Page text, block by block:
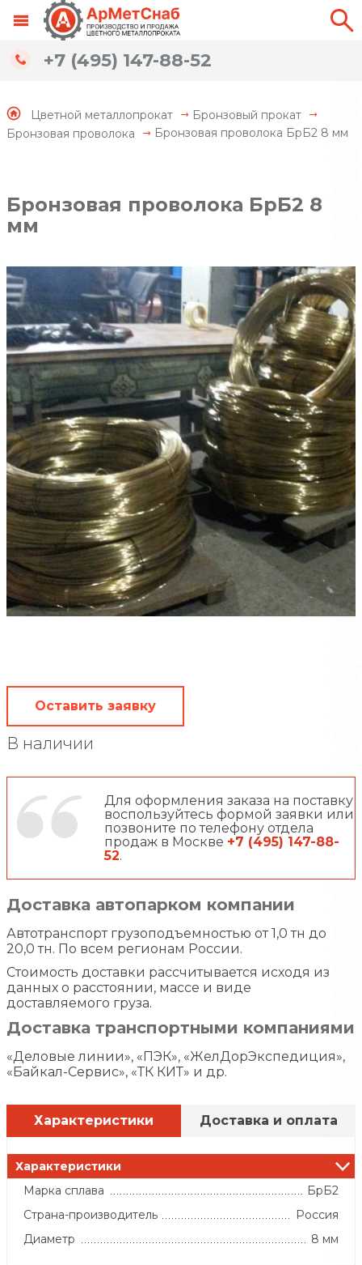
+7 (495) 147-88-52
Цветной металлопрокат
Бронзовый прокат
Бронзовая проволока
Бронзовая проволока БрБ2 8 мм
Бронзовая проволока БрБ2 8
мм
Оставить заявку
В наличии
Для оформления заказа на поставку
воспользуйтесь формой заявки или
позвоните по телефону отдела
продаж в Москве +7 (495) 147-88-
52.
Доставка автопарком компании
Автотранспорт грузоподъемностью от 1,0 тн до
20,0 тн. По всем регионам России.
Стоимость доставки рассчитывается исходя из
данных о расстоянии, массе и виде
доставляемого груза.
Доставка транспортными компаниями
«Деловые линии», «ПЭК», «ЖелДорЭкспедиция»,
«Байкал-Сервис», «ТК КИТ» и др.
Характеристики Доставка и оплата
Характеристики
Марка сплава
БрБ2
Страна-производитель
Россия
Диаметр
8 мм